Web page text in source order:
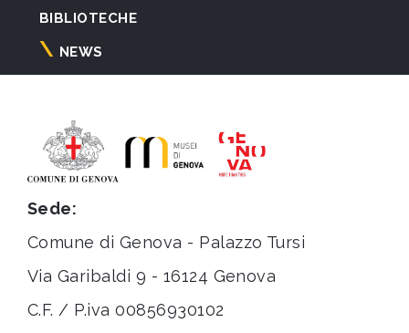
BIBLIOTECHE
NEWS
Sede:
Comune di Genova - Palazzo Tursi
Via Garibaldi 9 - 16124 Genova
C.F. / P.iva 00856930102